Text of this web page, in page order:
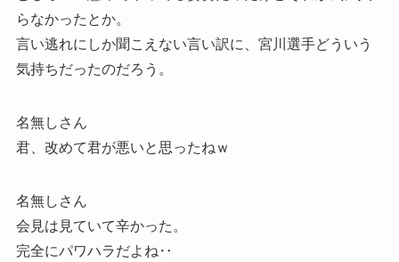
らなかったとか。
言い逃れにしか聞こえない言い訳に、宮川選手どういう
気持ちだったのだろう。
名無しさん
君、改めて君が悪いと思ったねｗ
名無しさん
会見は見ていて辛かった。
完全にパワハラだよね‥